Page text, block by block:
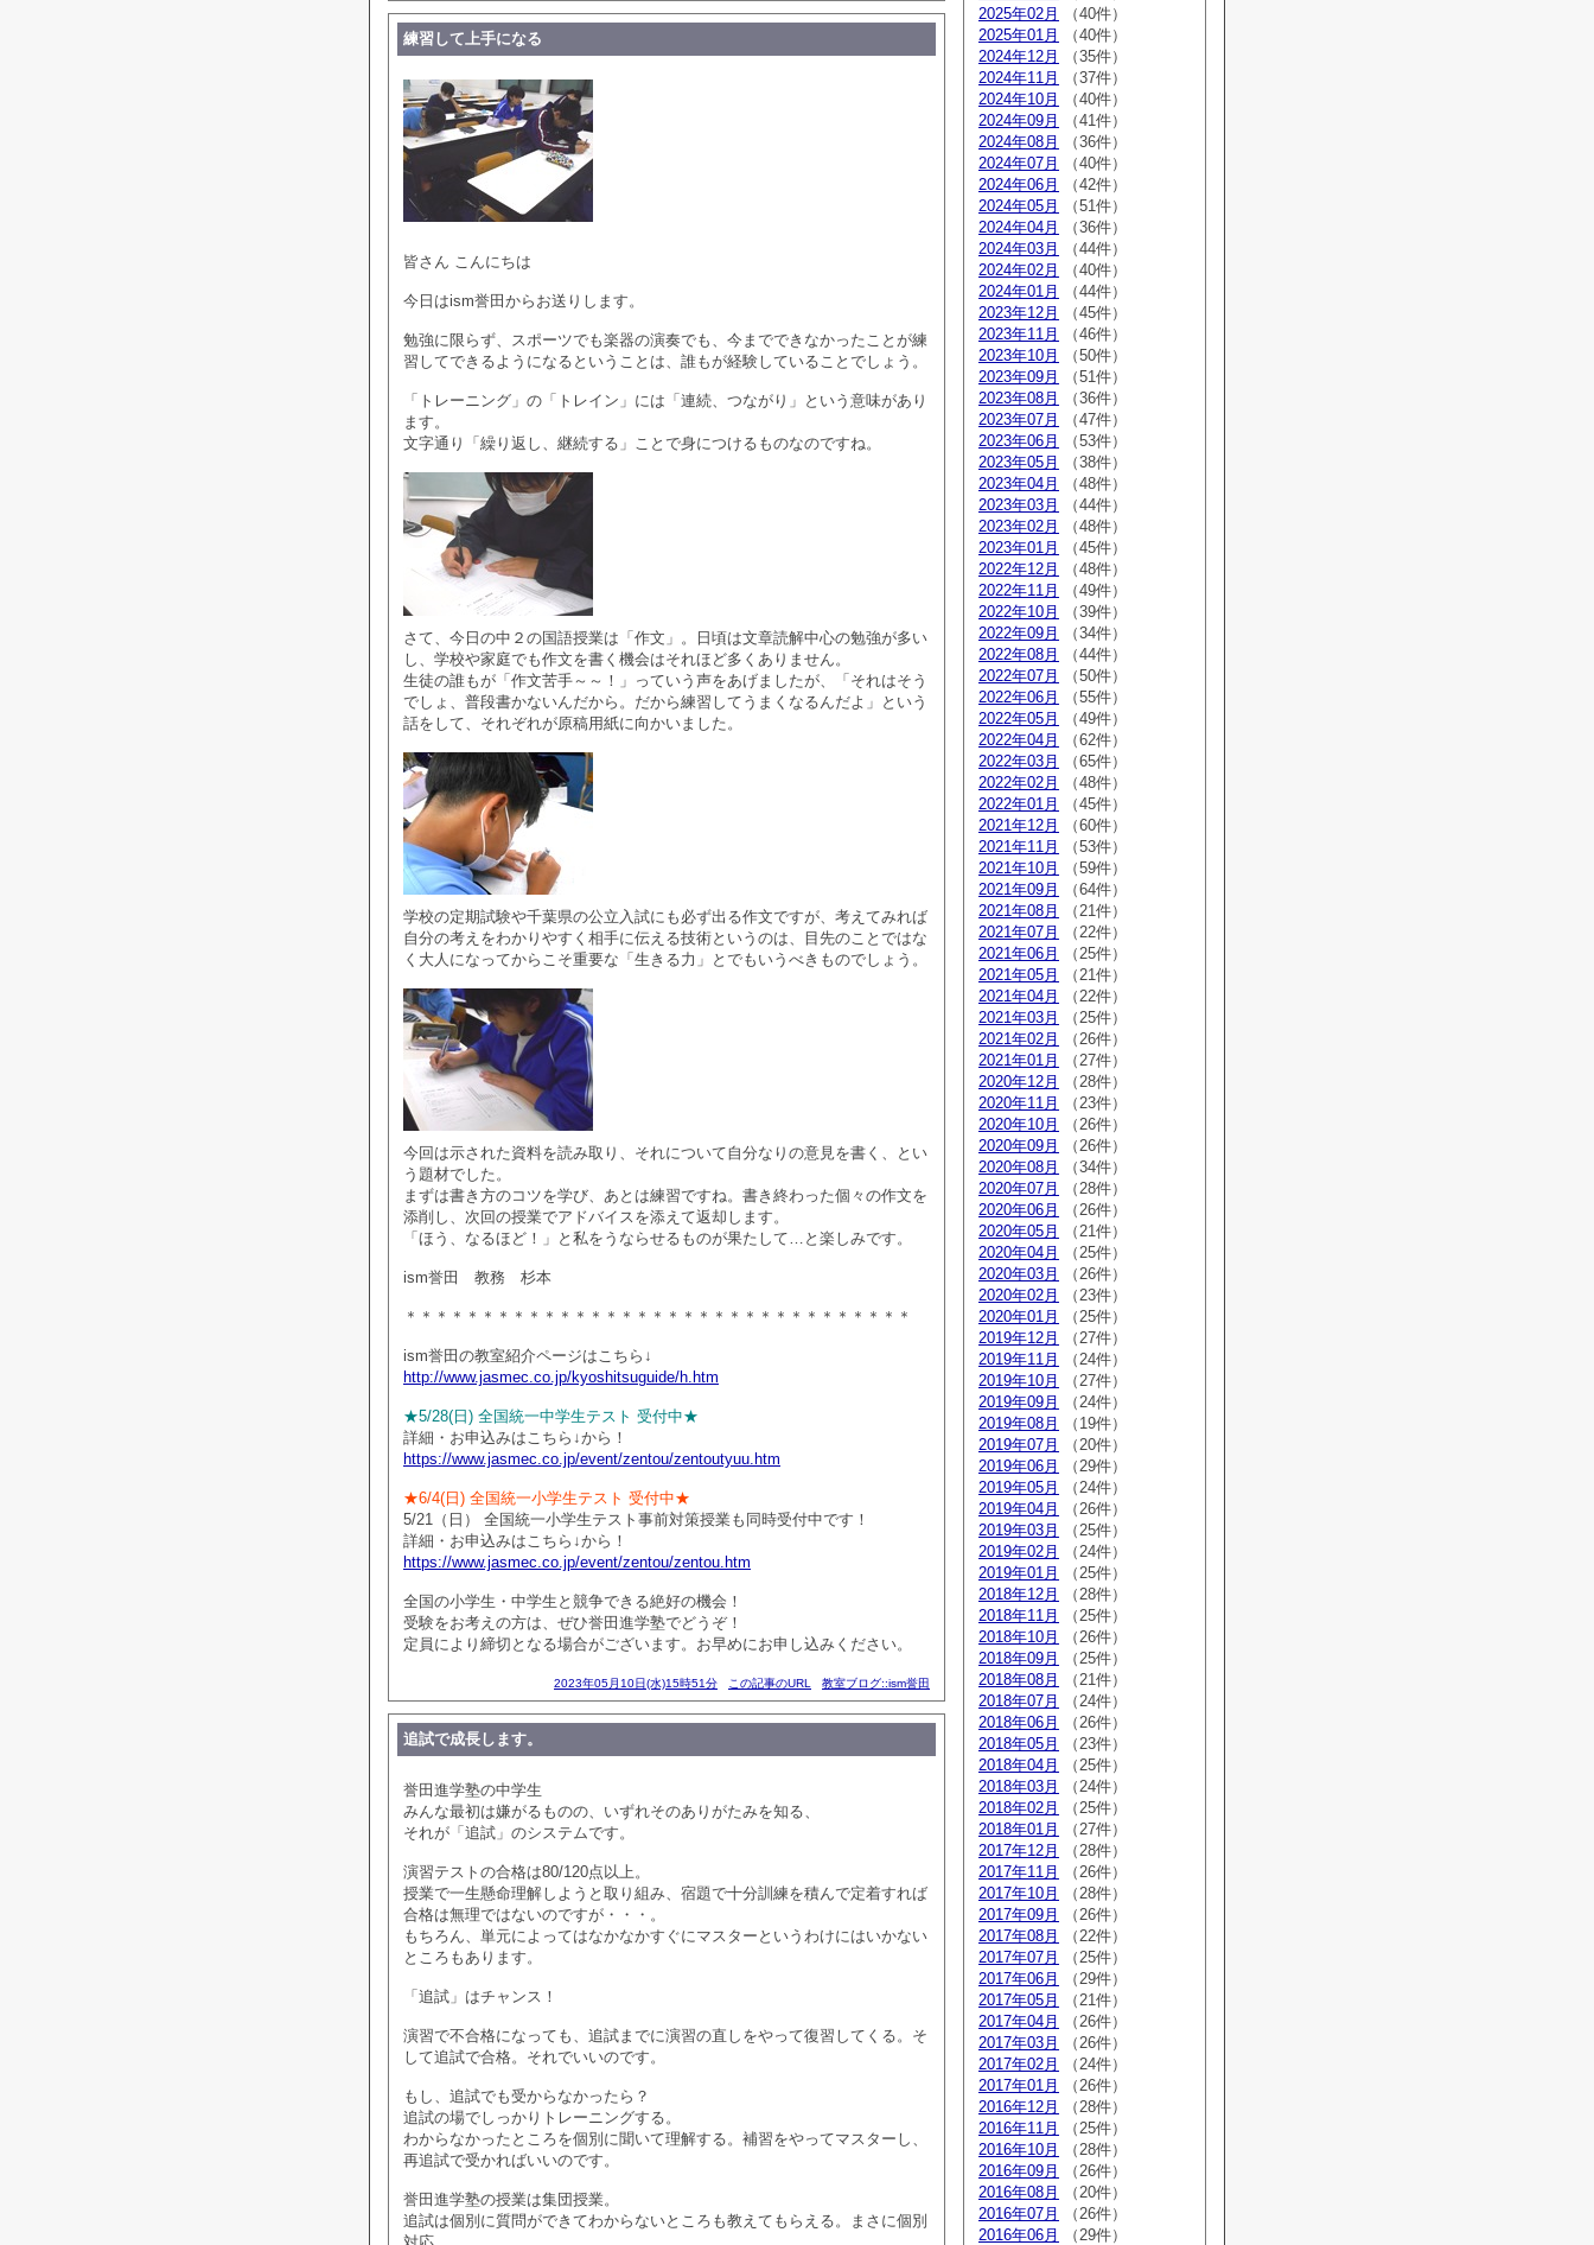
練習して上手になる
皆さん こんにちは
今日はism誉田からお送りします。
勉強に限らず、スポーツでも楽器の演奏でも、今までできなかったことが練
習してできるようになるということは、誰もが経験していることでしょう。
「トレーニング」の「トレイン」には「連続、つながり」という意味があり
ます。
文字通り「繰り返し、継続する」ことで身につけるものなのですね。
さて、今日の中２の国語授業は「作文」。日頃は文章読解中心の勉強が多い
し、学校や家庭でも作文を書く機会はそれほど多くありません。
生徒の誰もが「作文苦手～～！」っていう声をあげましたが、「それはそう
でしょ、普段書かないんだから。だから練習してうまくなるんだよ」という
話をして、それぞれが原稿用紙に向かいました。
学校の定期試験や千葉県の公立入試にも必ず出る作文ですが、考えてみれば
自分の考えをわかりやすく相手に伝える技術というのは、目先のことではな
く大人になってからこそ重要な「生きる力」とでもいうべきものでしょう。
今回は示された資料を読み取り、それについて自分なりの意見を書く、とい
う題材でした。
まずは書き方のコツを学び、あとは練習ですね。書き終わった個々の作文を
添削し、次回の授業でアドバイスを添えて返却します。
「ほう、なるほど！」と私をうならせるものが果たして…と楽しみです。
ism誉田 教務 杉本
＊＊＊＊＊＊＊＊＊＊＊＊＊＊＊＊＊＊＊＊＊＊＊＊＊＊＊＊＊＊＊＊＊
ism誉田の教室紹介ページはこちら↓
http://www.jasmec.co.jp/kyoshitsuguide/h.htm
★5/28(日) 全国統一中学生テスト 受付中★
詳細・お申込みはこちら↓から！
https://www.jasmec.co.jp/event/zentou/zentoutyuu.htm
★6/4(日) 全国統一小学生テスト 受付中★
5/21（日） 全国統一小学生テスト事前対策授業も同時受付中です！
詳細・お申込みはこちら↓から！
https://www.jasmec.co.jp/event/zentou/zentou.htm
全国の小学生・中学生と競争できる絶好の機会！
受験をお考えの方は、ぜひ誉田進学塾でどうぞ！
定員により締切となる場合がございます。お早めにお申し込みください。
2023年05月10日(水)15時51分 この記事のURL 教室ブログ::ism誉田
追試で成長します。
誉田進学塾の中学生
みんな最初は嫌がるものの、いずれそのありがたみを知る、
それが「追試」のシステムです。
演習テストの合格は80/120点以上。
授業で一生懸命理解しようと取り組み、宿題で十分訓練を積んで定着すれば
合格は無理ではないのですが・・・。
もちろん、単元によってはなかなかすぐにマスターというわけにはいかない
ところもあります。
「追試」はチャンス！
演習で不合格になっても、追試までに演習の直しをやって復習してくる。そ
して追試で合格。それでいいのです。
もし、追試でも受からなかったら？
追試の場でしっかりトレーニングする。
わからなかったところを個別に聞いて理解する。補習をやってマスターし、
再追試で受かればいいのです。
誉田進学塾の授業は集団授業。
追試は個別に質問ができてわからないところも教えてもらえる。まさに個別
2025年02月
（40件）
2025年01月
（40件）
2024年12月
（35件）
2024年11月
（37件）
2024年10月
（40件）
2024年09月
（41件）
2024年08月
（36件）
2024年07月
（40件）
2024年06月
（42件）
2024年05月
（51件）
2024年04月
（36件）
2024年03月
（44件）
2024年02月
（40件）
2024年01月
（44件）
2023年12月
（45件）
2023年11月
（46件）
2023年10月
（50件）
2023年09月
（51件）
2023年08月
（36件）
2023年07月
（47件）
2023年06月
（53件）
2023年05月
（38件）
2023年04月
（48件）
2023年03月
（44件）
2023年02月
（48件）
2023年01月
（45件）
2022年12月
（48件）
2022年11月
（49件）
2022年10月
（39件）
2022年09月
（34件）
2022年08月
（44件）
2022年07月
（50件）
2022年06月
（55件）
2022年05月
（49件）
2022年04月
（62件）
2022年03月
（65件）
2022年02月
（48件）
2022年01月
（45件）
2021年12月
（60件）
2021年11月
（53件）
2021年10月
（59件）
2021年09月
（64件）
2021年08月
（21件）
2021年07月
（22件）
2021年06月
（25件）
2021年05月
（21件）
2021年04月
（22件）
2021年03月
（25件）
2021年02月
（26件）
2021年01月
（27件）
2020年12月
（28件）
2020年11月
（23件）
2020年10月
（26件）
2020年09月
（26件）
2020年08月
（34件）
2020年07月
（28件）
2020年06月
（26件）
2020年05月
（21件）
2020年04月
（25件）
2020年03月
（26件）
2020年02月
（23件）
2020年01月
（25件）
2019年12月
（27件）
2019年11月
（24件）
2019年10月
（27件）
2019年09月
（24件）
2019年08月
（19件）
2019年07月
（20件）
2019年06月
（29件）
2019年05月
（24件）
2019年04月
（26件）
2019年03月
（25件）
2019年02月
（24件）
2019年01月
（25件）
2018年12月
（28件）
2018年11月
（25件）
2018年10月
（26件）
2018年09月
（25件）
2018年08月
（21件）
2018年07月
（24件）
2018年06月
（26件）
2018年05月
（23件）
2018年04月
（25件）
2018年03月
（24件）
2018年02月
（25件）
2018年01月
（27件）
2017年12月
（28件）
2017年11月
（26件）
2017年10月
（28件）
2017年09月
（26件）
2017年08月
（22件）
2017年07月
（25件）
2017年06月
（29件）
2017年05月
（21件）
2017年04月
（26件）
2017年03月
（26件）
2017年02月
（24件）
2017年01月
（26件）
2016年12月
（28件）
2016年11月
（25件）
2016年10月
（28件）
2016年09月
（26件）
2016年08月
（20件）
2016年07月
（26件）
2016年06月
（29件）